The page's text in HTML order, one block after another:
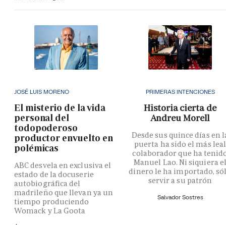
JOSÉ LUIS MORENO
El misterio de la vida
personal del
todopoderoso
productor envuelto en
polémicas
ABC desvela en exclusiva el
estado de la docuserie
autobiográfica del
madrileño que llevan ya un
tiempo produciendo
Womack y La Goota
PRIMERAS INTENCIONES
Historia cierta de
Andreu Morell
Desde sus quince días en
puerta ha sido el más leal
colaborador que ha
Manuel Lao. Ni siquiera
dinero le ha importado,
servir a su patrón
Salvador Sostres